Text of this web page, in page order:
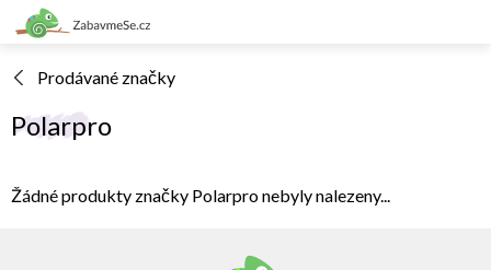
Přejít
na
Prodávané značky
Polarpro
Žádné produkty značky Polarpronebyly nalezeny...